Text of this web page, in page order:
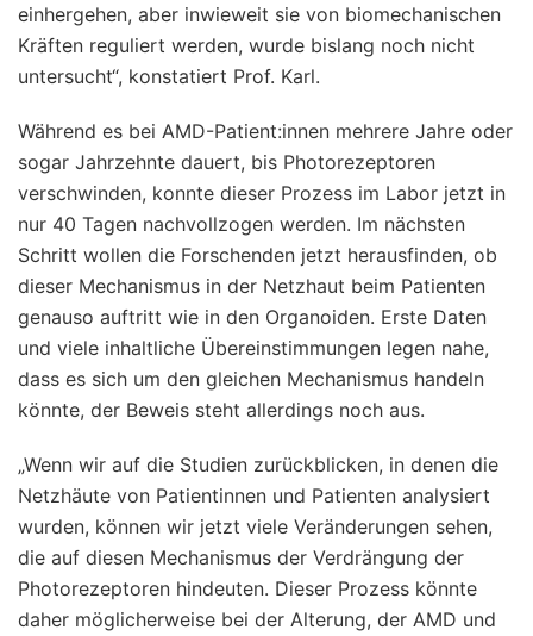
einhergehen, aber inwieweit sie von biomechanischen
Kräften reguliert werden, wurde bislang noch nicht
untersucht“, konstatiert Prof. Karl.
Während es bei AMD-Patient:innen mehrere Jahre oder
sogar Jahrzehnte dauert, bis Photorezeptoren
verschwinden, konnte dieser Prozess im Labor jetzt in
nur 40 Tagen nachvollzogen werden. Im nächsten
Schritt wollen die Forschenden jetzt herausfinden, ob
dieser Mechanismus in der Netzhaut beim Patienten
genauso auftritt wie in den Organoiden. Erste Daten
und viele inhaltliche Übereinstimmungen legen nahe,
dass es sich um den gleichen Mechanismus handeln
könnte, der Beweis steht allerdings noch aus.
„Wenn wir auf die Studien zurückblicken, in denen die
Netzhäute von Patientinnen und Patienten analysiert
wurden, können wir jetzt viele Veränderungen sehen,
die auf diesen Mechanismus der Verdrängung der
Photorezeptoren hindeuten. Dieser Prozess könnte
daher möglicherweise bei der Alterung, der AMD und